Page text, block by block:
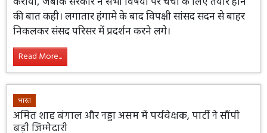
की बात कही। लगातार हंगामे के बाद विपक्षी सांसद सदन से बाहर
निकलकर संसद परिसर में प्रदर्शन करने लगे।
Read More...
भारत
अमित शाह बंगाल और नड्डा असम में पर्यवेक्षक, पार्टी ने सौंपी
बड़ी जिम्मेदारी